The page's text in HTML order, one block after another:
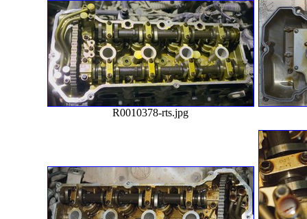
R0010378-rts.jpg